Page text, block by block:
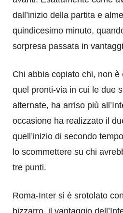
dall’inizio della partita e
quindicesimo minuto,
sorpresa passata in
Chi abbia copiato chi, non è
quel pronti-via in cui le due
alternate, ha arriso più
occasione ha realizzato il
quell’inizio di secondo
lo scommettere su chi
tre punti.
Roma-Inter si è srotolato